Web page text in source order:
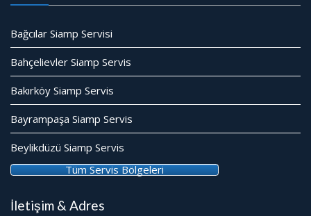
Bağcılar Siamp Servisi
Bahçelievler Siamp Servis
Bakırköy Siamp Servis
Bayrampaşa Siamp Servis
Beylikdüzü Siamp Servis
Tüm Servis Bölgeleri
İletişim & Adres